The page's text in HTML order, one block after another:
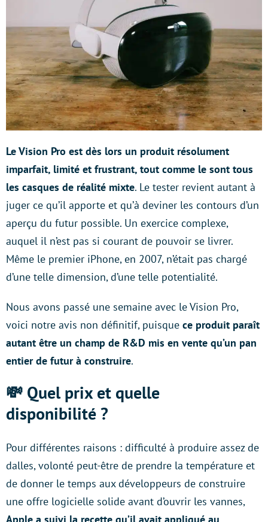
Le Vision Pro est dès lors un produit résolument
imparfait, limité et frustrant, tout comme le sont tous
les casques de réalité mixte. Le tester revient autant à
juger ce qu’il apporte et qu’à deviner les contours d’un
aperçu du futur possible. Un exercice complexe,
auquel il n’est pas si courant de pouvoir se livrer.
Même le premier iPhone, en 2007, n’était pas chargé
d’une telle dimension, d’une telle potentialité.
Nous avons passé une semaine avec le Vision Pro,
voici notre avis non définitif, puisque ce produit paraît
autant être un champ de R&D mis en vente qu’un pan
entier de futur à construire.
💸 Quel prix et quelle
disponibilité ?
Pour différentes raisons : difficulté à produire assez de
dalles, volonté peut-être de prendre la température et
de donner le temps aux développeurs de construire
une offre logicielle solide avant d’ouvrir les vannes,